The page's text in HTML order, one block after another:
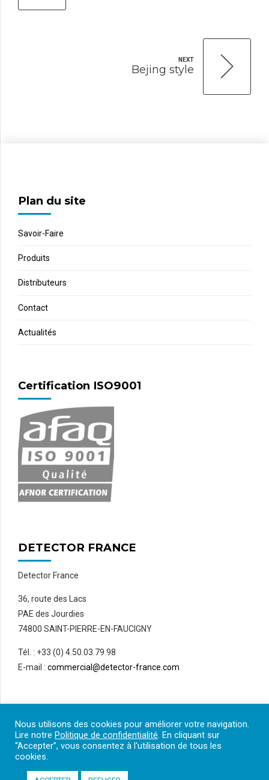
NEXT
Bejing style
Plan du site
Savoir-Faire
Produits
Distributeurs
Contact
Actualités
Certification ISO9001
DETECTOR FRANCE
Detector France
36, route des Lacs
PAE des Jourdies
74800 SAINT-PIERRE-EN-FAUCIGNY
Tél. : +33 (0) 4.50.03.79.98
E-mail : commercial@detector-france.com
Nous utilisons des cookies pour améliorer votre navigation.
Lire notre Politique de confidentialité. En cliquant sur
“Accepter”, vous consentez à l'utilisation de tous les
cookies.